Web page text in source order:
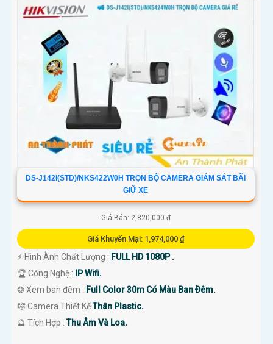
DS-J142I(STD)/NKS422W0H TRỌN BỘ CAMERA GIÁM SÁT BÃI
GIỮ XE
Giá Bán: 2,820,000 ₫
Giá Khuyến Mại: 1,974,000 ₫
️⚡ Hình Ành Chất Lượng : FULL HD 1080P .
🏆 Công Nghệ :
IP Wifi.
❂ Xem ban đêm : Full Color 30m Có Màu Ban Ðêm.
🎼️ Camera Thiết KếThân Plastic.
️🔮 Tích Hợp :Thu Âm Và Loa.